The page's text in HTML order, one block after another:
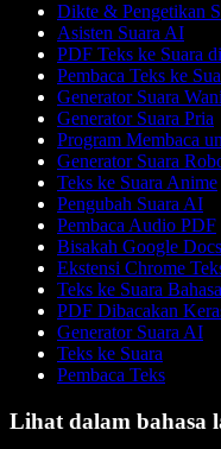
Dikte & Pengetikan
Asisten Suara AI
PDF Teks ke Suara
Pembaca Teks ke
Generator Suara
Generator Suara Pria
Program Membaca
Generator Suara
Teks ke Suara Anime
Pengubah Suara AI
Pembaca Audio PDF
Bisakah Google
Ekstensi Chrome
Teks ke Suara
PDF Dibacakan
Generator Suara AI
Teks ke Suara
Pembaca Teks
Lihat dalam bahasa